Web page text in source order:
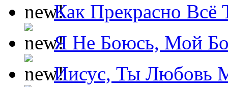
Как Прекрасно Всё
Я Не Боюсь, Мой
Иисус, Ты Любовь